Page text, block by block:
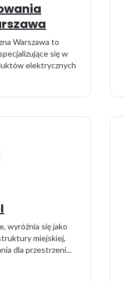
Warszawa to
się w
elektrycznych
wyróżnia się jako
miejskiej,
dla przestrzeni...